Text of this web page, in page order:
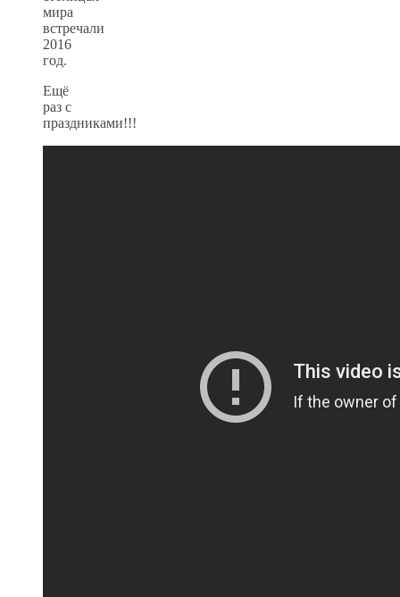
мира
встречали
2016
год.
Ещё
раз с
праздниками!!!